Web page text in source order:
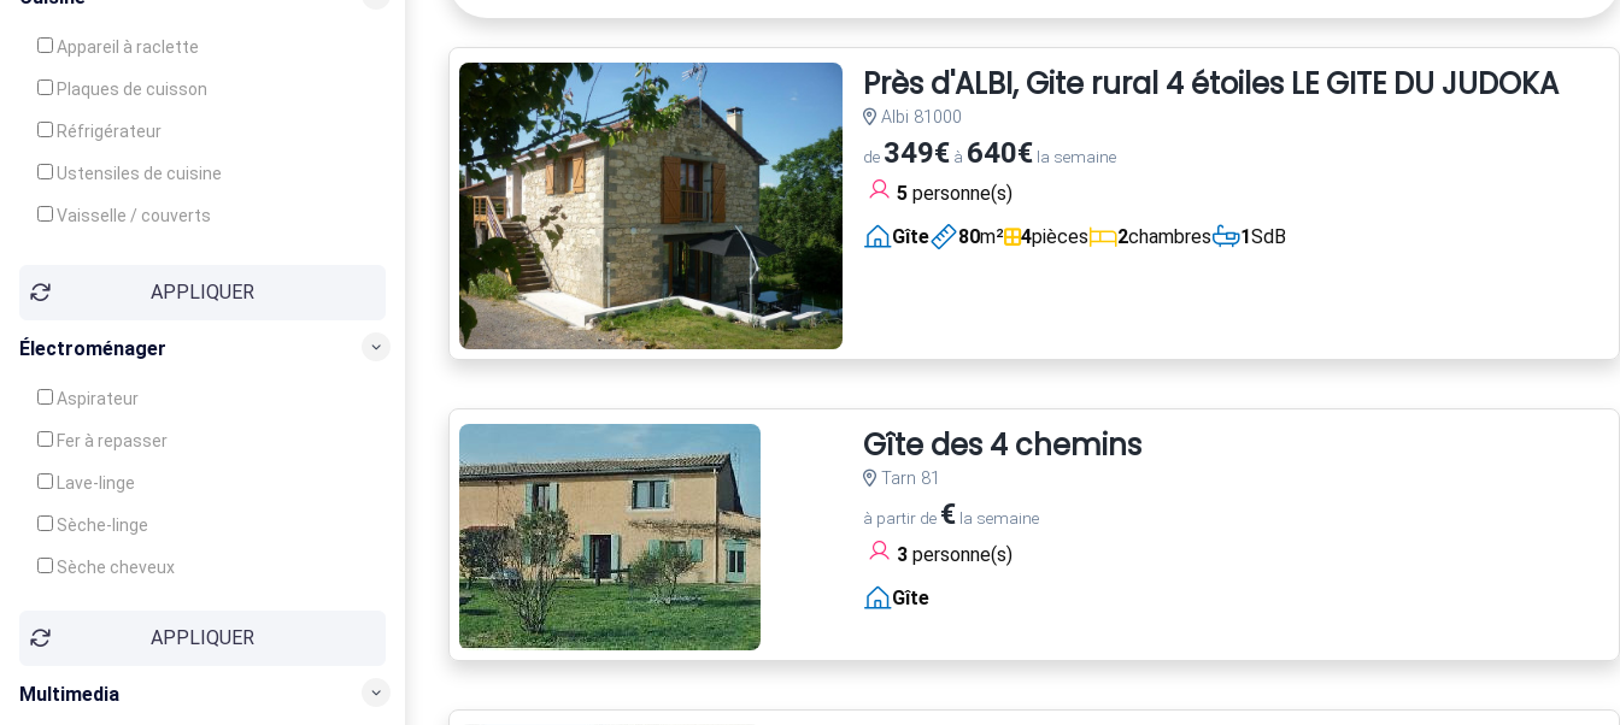
Appareil à raclette
Plaques de cuisson
Réfrigérateur
Ustensiles de cuisine
Vaisselle / couverts
Congélateur
APPLIQUER
Électroménager
Aspirateur
Fer à repasser
Lave-linge
Sèche-linge
Sèche cheveux
APPLIQUER
Multimedia
Près d'ALBI, Gite rural 4 étoiles LE GITE DU JUDOKA
Albi 81000
de 349€à 640€la semaine
5personne(s)
Gîte
80m² 4pièces 2chambres 1SdB
Gîte des 4 chemins
Tarn 81
à partir de €la semaine
3personne(s)
Gîte